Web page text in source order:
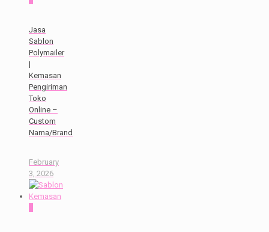
Jasa
Sablon
Polymailer
|
Kemasan
Pengiriman
Toko
Online –
Custom
Nama/Brand
February
3, 2026